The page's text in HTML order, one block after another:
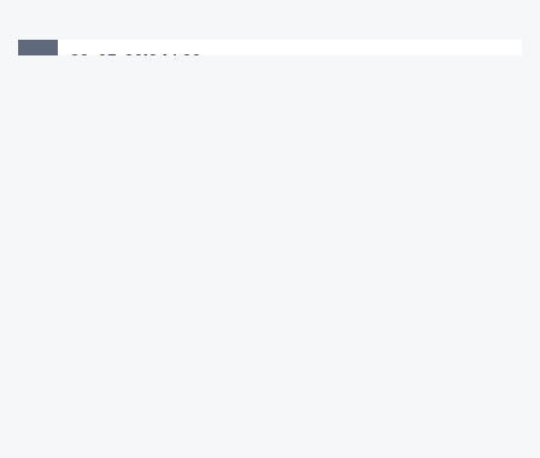
29-07-2019 14:29